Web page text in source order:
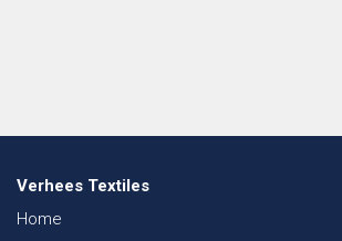
Verhees Textiles
Home